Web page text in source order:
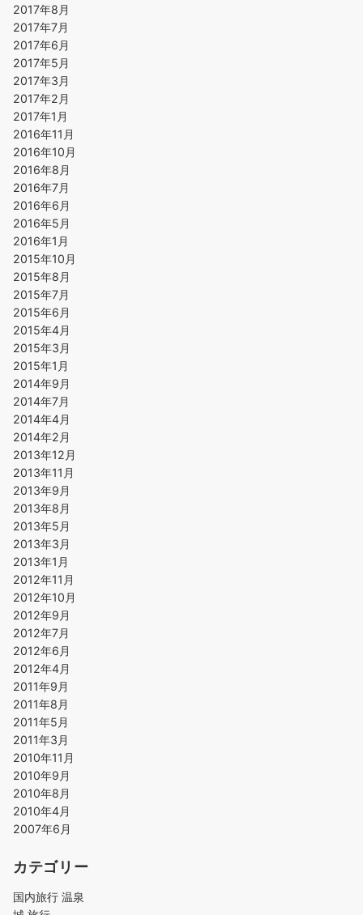
2017年8月
2017年7月
2017年6月
2017年5月
2017年3月
2017年2月
2017年1月
2016年11月
2016年10月
2016年8月
2016年7月
2016年6月
2016年5月
2016年1月
2015年10月
2015年8月
2015年7月
2015年6月
2015年4月
2015年3月
2015年1月
2014年9月
2014年7月
2014年4月
2014年2月
2013年12月
2013年11月
2013年9月
2013年8月
2013年5月
2013年3月
2013年1月
2012年11月
2012年10月
2012年9月
2012年7月
2012年6月
2012年4月
2011年9月
2011年8月
2011年5月
2011年3月
2010年11月
2010年9月
2010年8月
2010年4月
2007年6月
カテゴリー
国内旅行 温泉